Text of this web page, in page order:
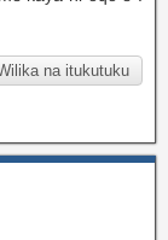
na itukutuku